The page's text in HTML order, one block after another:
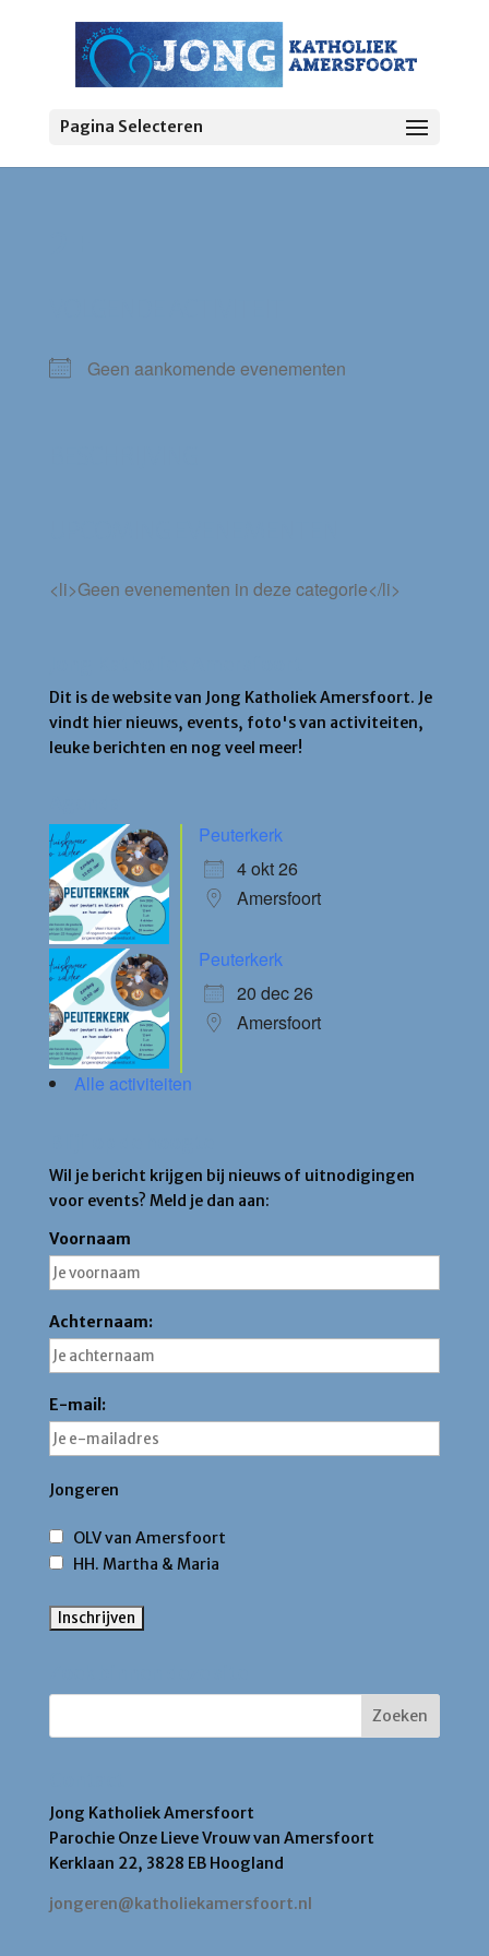
Pagina Selecteren
Geen aankomende evenementen
<li>Geen evenementen in deze categorie</li>
Dit is de website van Jong Katholiek Amersfoort. Je
vindt hier nieuws, events, foto's van activiteiten,
leuke berichten en nog veel meer!
Peuterkerk
4 okt 26
Amersfoort
Peuterkerk
20 dec 26
Amersfoort
Alle activiteiten
Wil je bericht krijgen bij nieuws of uitnodigingen
voor events? Meld je dan aan:
Voornaam
Achternaam:
E-mail:
Jongeren
OLV van Amersfoort
HH. Martha & Maria
Jong Katholiek Amersfoort
Parochie Onze Lieve Vrouw van Amersfoort
Kerklaan 22, 3828 EB Hoogland
jongeren@katholiekamersfoort.nl